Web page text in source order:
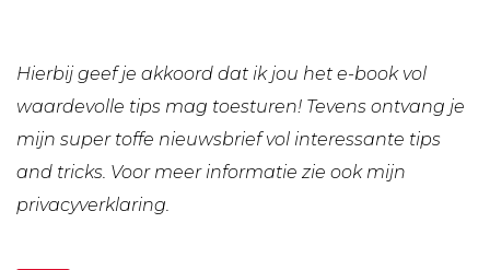
Hierbij geef je akkoord dat ik jou het e-book vol
waardevolle tips mag toesturen! Tevens ontvang je
mijn super toffe nieuwsbrief vol interessante tips
and tricks. Voor meer informatie zie ook mijn
privacyverklaring.